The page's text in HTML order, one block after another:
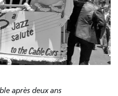
après deux ans